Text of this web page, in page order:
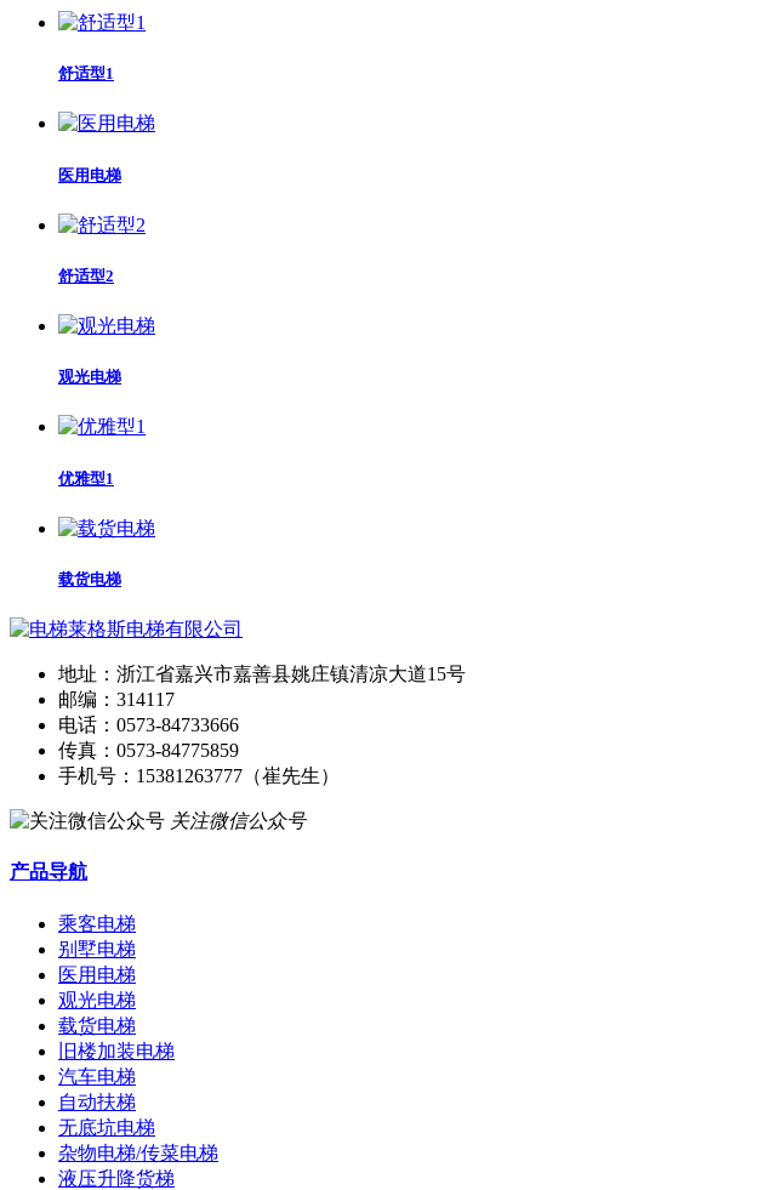
舒适型1
医用电梯
舒适型2
观光电梯
优雅型1
载货电梯
地址：浙江省嘉兴市嘉善县姚庄镇清凉大道15号
邮编：314117
电话：0573-84733666
传真：0573-84775859
手机号：15381263777（崔先生）
关注微信公众号
产品导航
乘客电梯
别墅电梯
医用电梯
观光电梯
载货电梯
旧楼加装电梯
汽车电梯
自动扶梯
无底坑电梯
杂物电梯/传菜电梯
液压升降货梯